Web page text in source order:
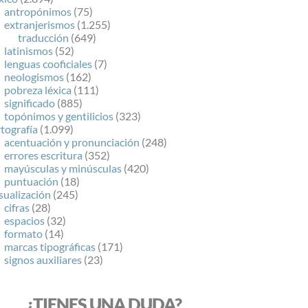
antropónimos (75)
extranjerismos (1.255)
traducción (649)
latinismos (52)
lenguas cooficiales (7)
neologismos (162)
pobreza léxica (111)
significado (885)
topónimos y gentilicios (323)
(1.099)
acentuación y pronunciación (248)
errores escritura (352)
mayúsculas y minúsculas (420)
puntuación (18)
(245)
cifras (28)
espacios (32)
formato (14)
marcas tipográficas (171)
signos auxiliares (23)
¿TIENES UNA DUDA?